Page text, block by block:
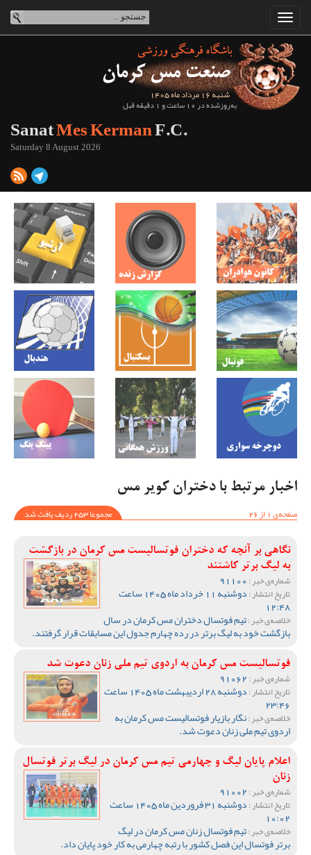
شنبه 16 مرداد ماه 1405
به‌روزشده در 10 ساعت و 1 دقیقه قبل
SanatMes KermanF.C.
Saturday 8 August 2026
اخبار مرتبط با دختران کویر مس
صفحه‌ی 1 از 26
مجموعا 253 ردیف یافت شد
نگاهی بر آنچه که دختران فوتسالیست مس کرمان در بازگشت
به لیگ برتر کاشتند
شماره‌ی خبر :
تاریخ انتشار : دوشنبه 11 خرداد ماه 1405 ساعت
12:48
خلاصه‌ی خبر :تیم فوتسال دختران مس کرمان در سال
بازگشت خود به لیگ برتر در رده چهارم جدول این مسابقات قرار گرفتند.
فوتسالیست مس کرمان به اردوی تیم ملی زنان دعوت شد
شماره‌ی خبر :
تاریخ انتشار : دوشنبه 28 اردیبهشت ماه 1405 ساعت
23:46
خلاصه‌ی خبر :نگار بازیار فوتسالیست مس کرمان به
اردوی تیم ملی زنان دعوت شد.
اعلام پایان لیگ و چهارمی تیم مس کرمان در لیگ برتر فوتسال
زنان
شماره‌ی خبر :
تاریخ انتشار : دوشنبه 31 فروردین ماه 1405 ساعت
10:02
خلاصه‌ی خبر :تیم فوتسال زنان مس کرمان در لیگ
برتر فوتسال این فصل کشور با رتبه چهارمی به کار خود پایان داد.